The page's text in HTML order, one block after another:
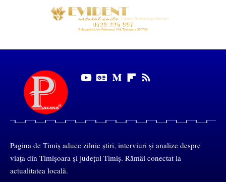
Pagina de Timiș aduce zilnic știri, interviuri și analize despre
viața din Timișoara și județul Timiș. Rămâi conectat la
actualitatea locală.